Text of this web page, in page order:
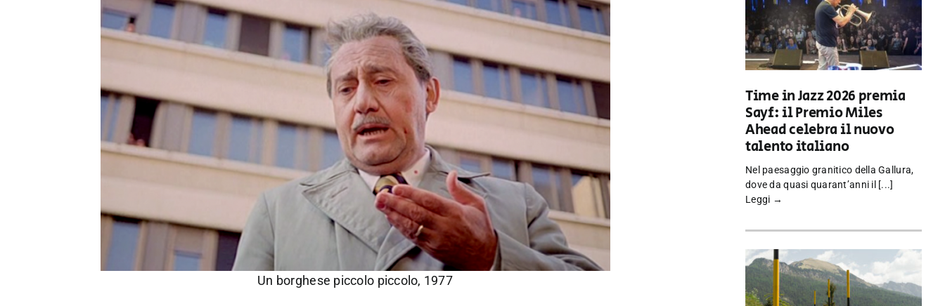
Un borghese piccolo piccolo, 1977
Time in Jazz 2026 premia
Sayf: il Premio Miles
Ahead celebra il nuovo
talento italiano
Nel paesaggio granitico della Gallura,
dove da quasi quarant’anni il [...]
Leggi →